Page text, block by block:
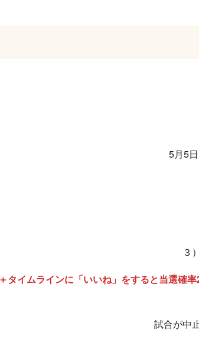
5月5
３
＋タイムラインに「いいね」をすると当選確
試合が中